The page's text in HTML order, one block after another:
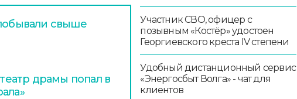
свыше
драмы попал в
Участник СВО, офицер с
позывным «Костёр» удостоен
Георгиевского креста IV степени
Удобный дистанционный сервис
«Энергосбыт Волга» - чат для
клиентов